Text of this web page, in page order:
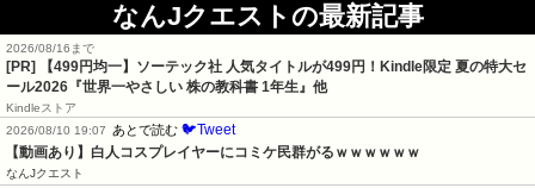
なんJクエストの最新記事
2026/08/16まで
[PR]
【499円均一】ソーテック社 人気タイトルが499円！Kindle限定 夏の特大セ
ール2026『世界一やさしい 株の教科書 1年生』他
Kindleストア
2026/08/10 19:07
あとで読む 🐦Tweet
【動画あり】白人コスプレイヤーにコミケ民群がるｗｗｗｗｗｗ
なんJクエスト